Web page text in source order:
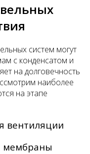
систем могут
с конденсатом и
на долговечность
наиболее
на этапе
вентиляции
мембраны